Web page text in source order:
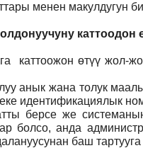
менен макулдугун
каттоодон
каттоожон өтүү жол-
анык жана толук
идентификациялык
берсе же
болсо, анда
баш тартууга